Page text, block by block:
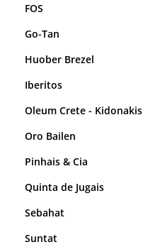
FOS
Go-Tan
Huober Brezel
Iberitos
Oleum Crete - Kidonakis
Oro Bailen
Pinhais & Cia
Quinta de Jugais
Sebahat
Suntat